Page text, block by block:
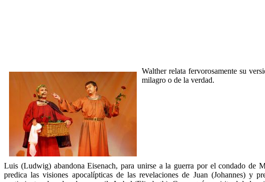
Walther relata fervorosamente su
milagro o de la verdad.
Luis (Ludwig) abandona Eisenach, para unirse a la guerra por el condado de
predica las visiones apocalípticas de las revelaciones de Juan (Johannes)